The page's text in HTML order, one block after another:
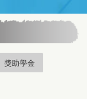
獎助學金